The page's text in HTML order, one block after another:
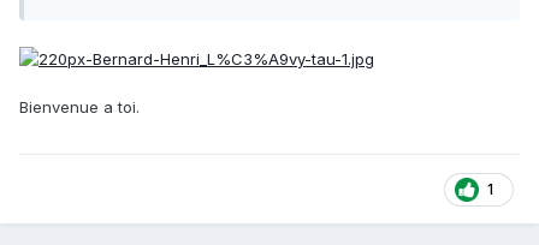
Bienvenue a toi.
1